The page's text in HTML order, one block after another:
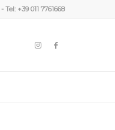
Tel: +39 011 7761668